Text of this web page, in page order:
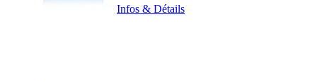
Infos & Détails